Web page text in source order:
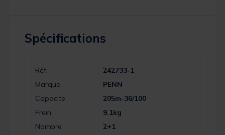
Spécifications
Réf.
242733-1
Marque
PENN
Capacite
205m-36/100
Frein
9.1kg
Nombre
2+1